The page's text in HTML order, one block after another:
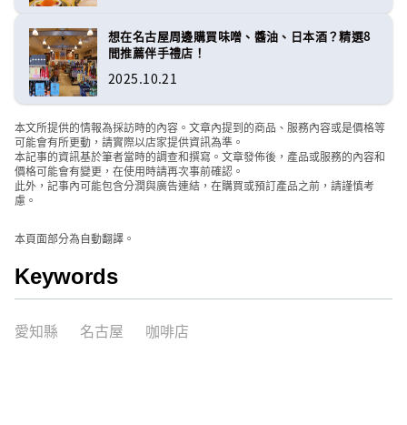
想在名古屋周邊購買味噌、醬油、日本酒？精選8
間推薦伴手禮店！
2025.10.21
本文所提供的情報為採訪時的內容。文章內提到的商品、服務內容或是價格等
可能會有所更動，請實際以店家提供資訊為準。
本記事的資訊基於筆者當時的調查和撰寫。文章發佈後，產品或服務的內容和
價格可能會有變更，在使用時請再次事前確認。
此外，記事內可能包含分潤與廣告連結，在購買或預訂產品之前，請謹慎考
慮。
本頁面部分為自動翻譯。
Keywords
愛知縣 名古屋 咖啡店